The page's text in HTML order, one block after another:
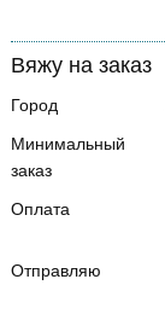
Вяжу на заказ
Город
Минимальный
заказ
Оплата
Отправляю